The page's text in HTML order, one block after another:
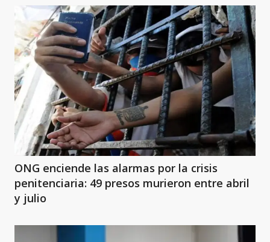
ONG enciende las alarmas por la crisis
penitenciaria: 49 presos murieron entre abril
y julio